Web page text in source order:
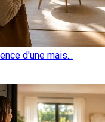
d'une mais...